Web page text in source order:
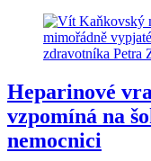
Heparinové
vzpomíná na
nemocnici